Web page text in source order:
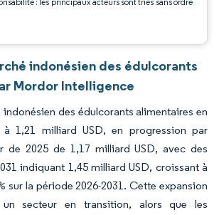
indonésien des édulcorants
Mordor Intelligence
indonésien des édulcorants alimentaires en
1,21 milliard USD, en progression par
de 2025 de 1,17 milliard USD, avec des
indiquant 1,45 milliard USD, croissant à
sur la période 2026-2031. Cette expansion
un secteur en transition, alors que les